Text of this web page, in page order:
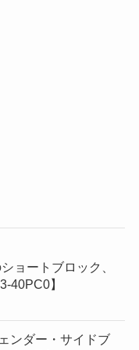
ョートブロック、
40PC0】
ンダー・サイドブ